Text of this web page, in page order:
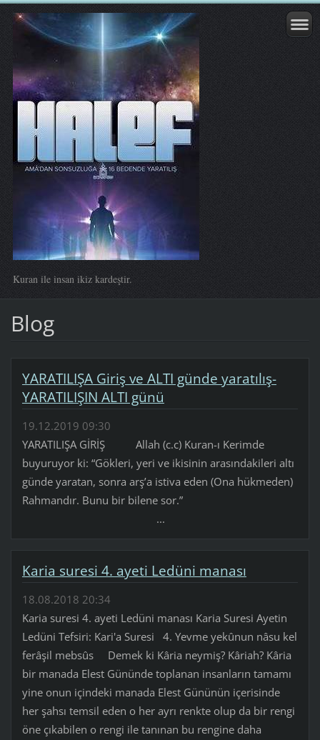
Kuran ile insan ikiz kardeştir.
Blog
YARATILIŞA Giriş ve ALTI günde yaratılış-
YARATILIŞIN ALTI günü
19.12.2019 09:30
YARATILIŞA GİRİŞ Allah (c.c) Kuran-ı Kerimde
buyuruyor ki: “Gökleri, yeri ve ikisinin arasındakileri altı
günde yaratan, sonra arş’a istiva eden (Ona hükmeden)
Rahmandır. Bunu bir bilene sor.”
...
Karia suresi 4. ayeti Ledüni manası
18.08.2018 20:34
Karia suresi 4. ayeti Ledüni manası Karia Suresi Ayetin
Ledüni Tefsiri: Kari'a Suresi 4. Yevme yekûnun nâsu kel
ferâşil mebsûs Demek ki Kâria neymiş? Kâriah? Kâria
bir manada Elest Gününde toplanan insanların tamamı
yine onun içindeki manada Elest Gününün içerisinde
her şahsı temsil eden o her ayrı renkte olup da bir rengi
öne çıkabilen o rengi ile tanınan bu rengine daha